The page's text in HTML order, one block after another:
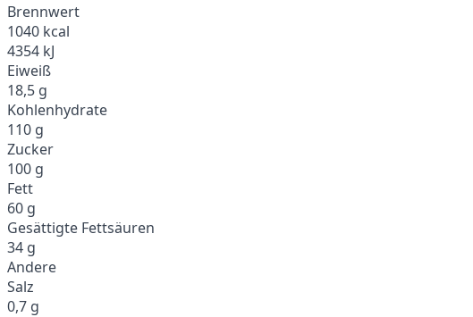
Brennwert
1040 kcal
4354 kJ
Eiweiß
18,5 g
Kohlenhydrate
110 g
Zucker
100 g
Fett
60 g
Gesättigte Fettsäuren
34 g
Andere
Salz
0,7 g